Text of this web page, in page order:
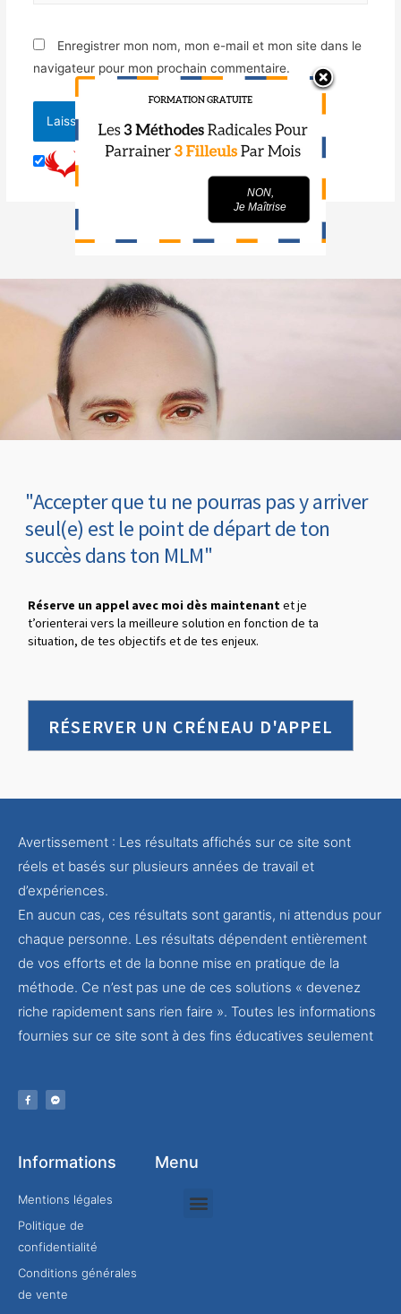
Enregistrer mon nom, mon e-mail et mon site dans le
navigateur pour mon prochain commentaire.
"Accepter que tu ne pourras pas y arriver
seul(e) est le point de départ de ton
succès dans ton MLM"
Réserve un appel avec moi dès maintenantet je
t’orienterai vers la meilleure solution en fonction de ta
situation, de tes objectifs et de tes enjeux.
RÉSERVER UN CRÉNEAU D'APPEL
Avertissement : Les résultats affichés sur ce site sont
réels et basés sur plusieurs années de travail et
d’expériences.
En aucun cas, ces résultats sont garantis, ni attendus pour
chaque personne. Les résultats dépendent entièrement
de vos efforts et de la bonne mise en pratique de la
méthode. Ce n’est pas une de ces solutions « devenez
riche rapidement sans rien faire ». Toutes les informations
fournies sur ce site sont à des fins éducatives seulement
Informations
Mentions légales
Politique de
confidentialité
Conditions générales
de vente
Menu
NON,
Je Maîtrise